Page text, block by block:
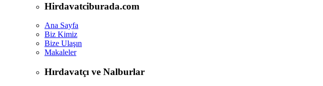
Hirdavatciburada.com
Ana Sayfa
Biz Kimiz
Bize Ulaşın
Makaleler
Hırdavatçı ve Nalburlar